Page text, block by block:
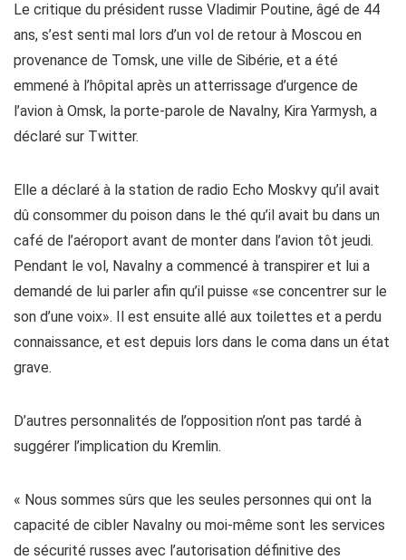
Le critique du président russe Vladimir Poutine, âgé de 44
ans, s’est senti mal lors d’un vol de retour à Moscou en
provenance de Tomsk, une ville de Sibérie, et a été
emmené à l’hôpital après un atterrissage d’urgence de
l’avion à Omsk, la porte-parole de Navalny, Kira Yarmysh, a
déclaré sur Twitter.
Elle a déclaré à la station de radio Echo Moskvy qu’il avait
dû consommer du poison dans le thé qu’il avait bu dans un
café de l’aéroport avant de monter dans l’avion tôt jeudi.
Pendant le vol, Navalny a commencé à transpirer et lui a
demandé de lui parler afin qu’il puisse «se concentrer sur le
son d’une voix». Il est ensuite allé aux toilettes et a perdu
connaissance, et est depuis lors dans le coma dans un état
grave.
D’autres personnalités de l’opposition n’ont pas tardé à
suggérer l’implication du Kremlin.
« Nous sommes sûrs que les seules personnes qui ont la
capacité de cibler Navalny ou moi-même sont les services
de sécurité russes avec l’autorisation définitive des